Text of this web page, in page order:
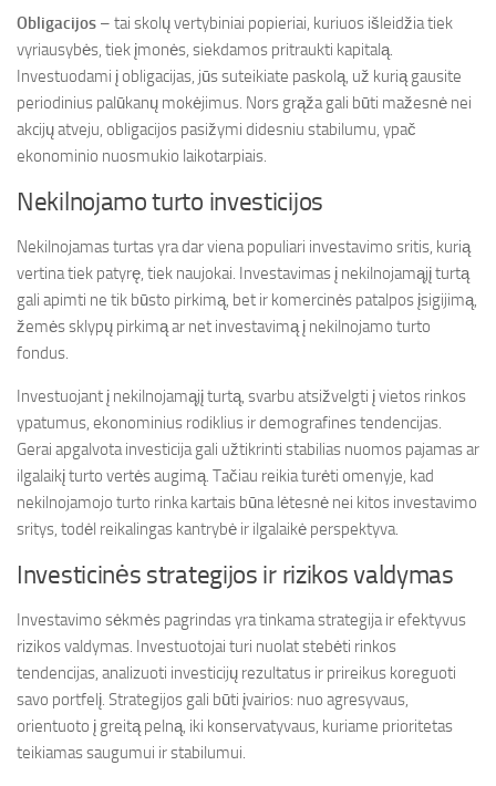
Obligacijos – tai skolų vertybiniai popieriai, kuriuos išleidžia tiek
vyriausybės, tiek įmonės, siekdamos pritraukti kapitalą.
Investuodami į obligacijas, jūs suteikiate paskolą, už kurią gausite
periodinius palūkanų mokėjimus. Nors grąža gali būti mažesnė nei
akcijų atveju, obligacijos pasižymi didesniu stabilumu, ypač
ekonominio nuosmukio laikotarpiais.
Nekilnojamo turto investicijos
Nekilnojamas turtas yra dar viena populiari investavimo sritis, kurią
vertina tiek patyrę, tiek naujokai. Investavimas į nekilnojamąjį turtą
gali apimti ne tik būsto pirkimą, bet ir komercinės patalpos įsigijimą,
žemės sklypų pirkimą ar net investavimą į nekilnojamo turto
fondus.
Investuojant į nekilnojamąjį turtą, svarbu atsižvelgti į vietos rinkos
ypatumus, ekonominius rodiklius ir demografines tendencijas.
Gerai apgalvota investicija gali užtikrinti stabilias nuomos pajamas ar
ilgalaikį turto vertės augimą. Tačiau reikia turėti omenyje, kad
nekilnojamojo turto rinka kartais būna lėtesnė nei kitos investavimo
sritys, todėl reikalingas kantrybė ir ilgalaikė perspektyva.
Investicinės strategijos ir rizikos valdymas
Investavimo sėkmės pagrindas yra tinkama strategija ir efektyvus
rizikos valdymas. Investuotojai turi nuolat stebėti rinkos
tendencijas, analizuoti investicijų rezultatus ir prireikus koreguoti
savo portfelį. Strategijos gali būti įvairios: nuo agresyvaus,
orientuoto į greitą pelną, iki konservatyvaus, kuriame prioritetas
teikiamas saugumui ir stabilumui.